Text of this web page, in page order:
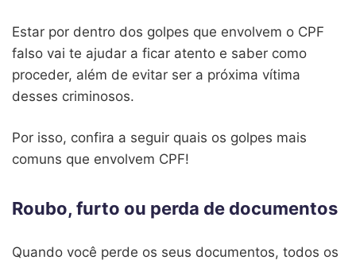
Estar por dentro dos golpes que envolvem o CPF
falso vai te ajudar a ficar atento e saber como
proceder, além de evitar ser a próxima vítima
desses criminosos.
Por isso, confira a seguir quais os golpes mais
comuns que envolvem CPF!
Roubo, furto ou perda de documentos
Quando você perde os seus documentos, todos os